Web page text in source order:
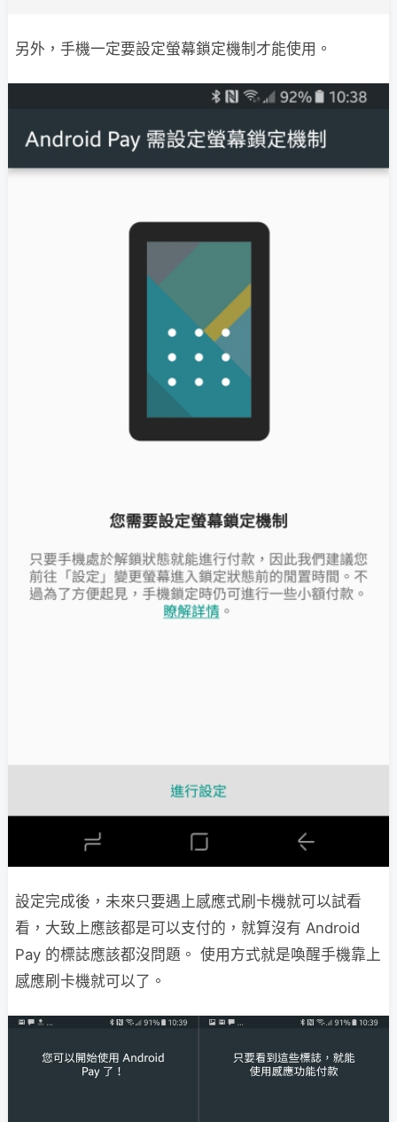
另外，手機一定要設定螢幕鎖定機制才能使用。
設定完成後，未來只要遇上感應式刷卡機就可以試看
看，大致上應該都是可以支付的，就算沒有 Android
Pay 的標誌應該都沒問題。 使用方式就是喚醒手機靠上
感應刷卡機就可以了。